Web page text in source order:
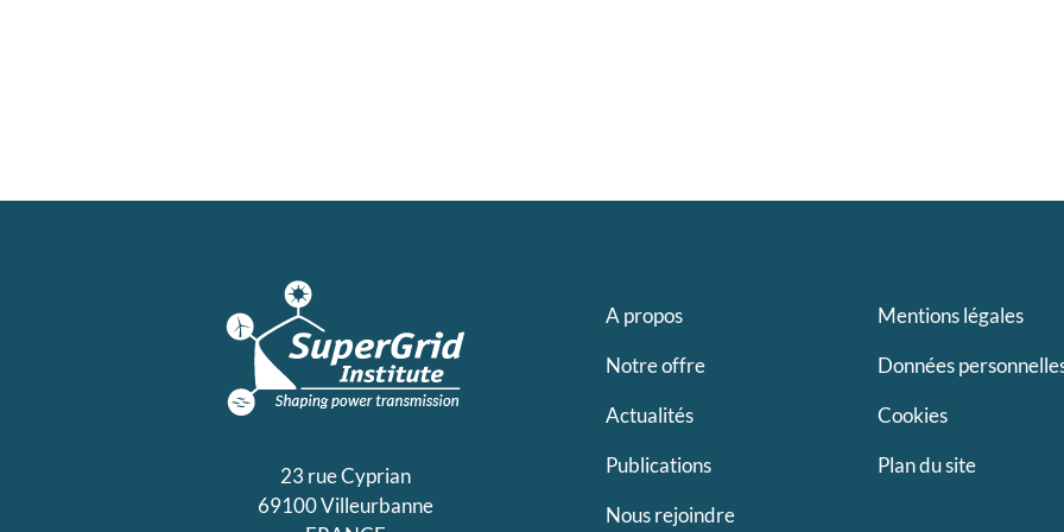
23 rue Cyprian
69100 Villeurbanne
A propos
Notre offre
Actualités
Publications
Nous rejoindre
Mentions légales
Données
Cookies
Plan du site